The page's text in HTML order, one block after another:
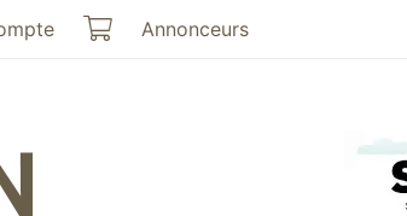
Mon panier
Annonceurs